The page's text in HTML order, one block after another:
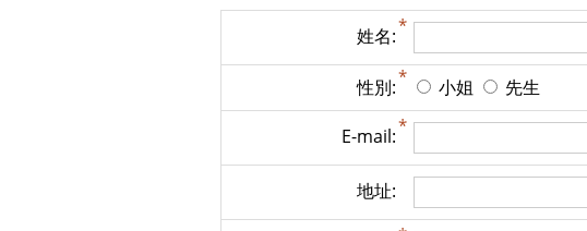
姓名:
性別: 小姐 先生
E-mail:
地址: